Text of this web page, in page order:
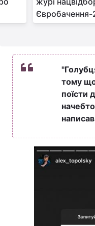
журі
Євробачення-
тому
поїсти